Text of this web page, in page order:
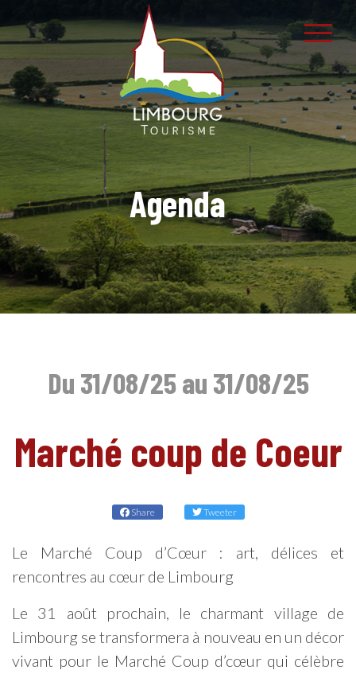
Agenda
Du 31/08/25 au 31/08/25
Marché coup de Coeur
Share Tweeter
Le Marché Coup d’Cœur : art, délices et
rencontres au cœur de Limbourg
Le 31 août prochain, le charmant village de
Limbourg se transformera à nouveau en un décor
vivant pour le Marché Coup d’cœur qui célèbre